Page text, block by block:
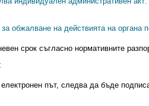
обжалване на действията на органа
срок съгласно нормативните
път, следва да бъде